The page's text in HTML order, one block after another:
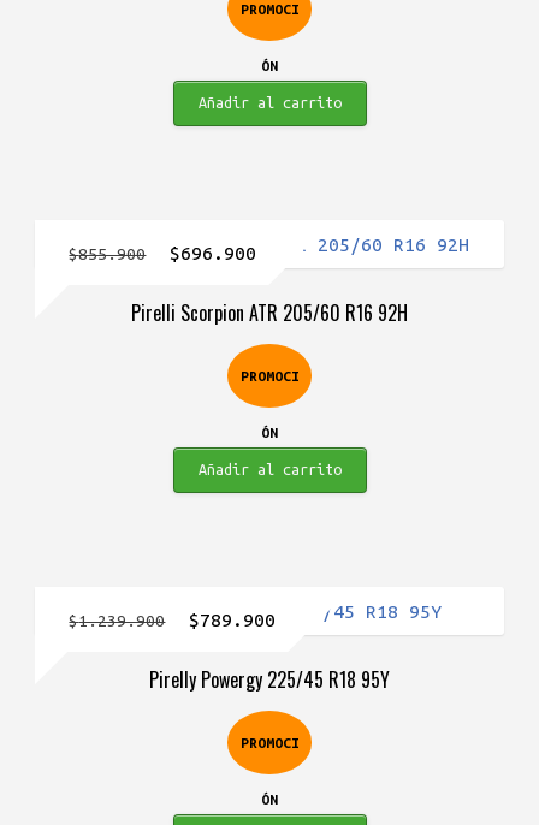
PROMOCI
ÓN
$689.900.$567.900.
Añadir al carrito
Pirelli Scorpion ATR 205/60 R16 92H
PROMOCI
ÓN
$855.900
El
original
$855.900.
$696.900
actual
es:
$696.900.
Añadir al carrito
Pirelly Powergy 225/45 R18 95Y
PROMOCI
ÓN
$1.239.900
El
original
$1.239.900.
$789.900
actual
es:
$789.900.